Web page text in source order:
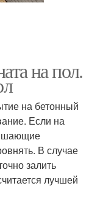
на пол.
на бетонный
Если на
В случае
залить
лучшей